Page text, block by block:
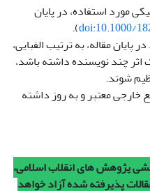
مورد استفاده، در پایان
doi:10.1000/
).
پایان مقاله، به ترتیب الفبایی،
اثر چند نویسنده داشته باشد،
شوند.
دست کم 10 تا 15 منبع خارجی معتبر و به روز داشته
پژوهش های انقلاب اسلامی،
پذیرفته شده آزاد خواهد